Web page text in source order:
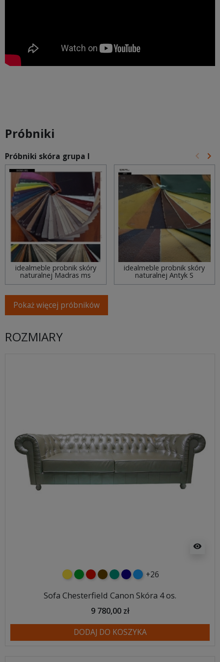
Próbniki
Próbniki skóra grupa I keyboard_arrow_left keyboard_arrow_right
idealmeble probnik skóry
naturalnej Madras ms
idealmeble probnik skóry
naturalnej Antyk S
Pokaż więcej próbników
ROZMIARY
visibility
żółtyzielonyczerwony
czekoladowy
turkusowy
granatowy
niebieski
+26
Sofa Chesterfield Canon Skóra 4 os.
9 780,00 zł
DODAJ DO KOSZYKA